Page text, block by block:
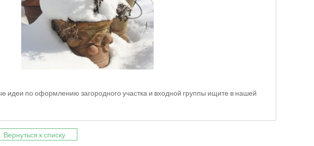
по оформлению загородного участка и входной группы ищите в нашей
Вернуться к списку